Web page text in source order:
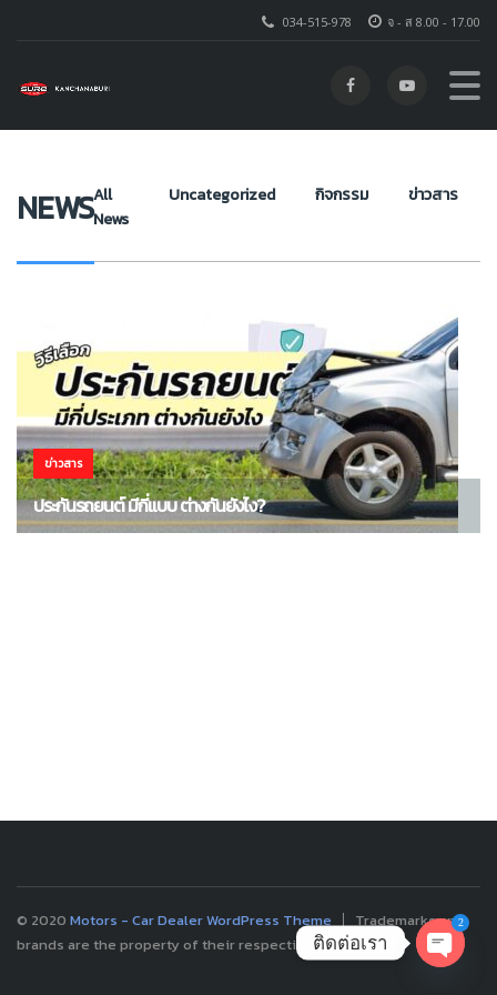
จ - ส 8.00 - 17.00
034-515-978
โตโยต้า ชัวร์ กาญจนบุรี
NEWSAll
News
Uncategorized กิจกรรม ข่าวสาร
ข่าวสาร
ประกันรถยนต์ มีกี่แบบ ต่างกันยังไง?
© 2020 Motors - Car Dealer WordPress Theme
Trademarks and
brands are the property of their respective owners.
ติดต่อเรา
2